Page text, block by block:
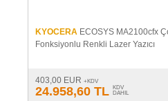
KYOCERA ECOSYS MA2100cfx
Fonksiyonlu Renkli Lazer Yazıcı
403,00 EUR +KDV
24.958,60 TL
KDV
DAHIL